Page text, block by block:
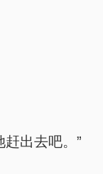
出去吧。”